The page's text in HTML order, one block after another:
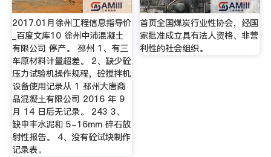
2017.01月徐州工程信息指导价
_百度文库10 徐州中沛混凝土
有限公司 停产。 邳州 1、有三
车原材料计量超差。 2、缺少砼
压力试验机操作规程，砼搅拌机
设备使用记录从 1 邳州大唐商
品混凝土有限公司 2016 年 9
月 14 日后无记录。 243 3、
缺申丰水泥和 5-16mm 碎石放
射性报告。 4、没有砼试块制作
记录表。
首页全国煤炭行业性协会，经国
家批准成立具有法人资格、非营
利性的社会组织。